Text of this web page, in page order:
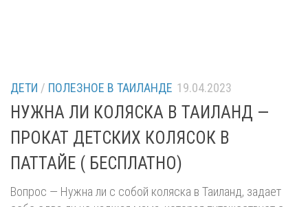
ДЕТИ / ПОЛЕЗНОЕ В ТАИЛАНДЕ 19.04.2023
НУЖНА ЛИ КОЛЯСКА В ТАИЛАНД —
ПРОКАТ ДЕТСКИХ КОЛЯСОК В
ПАТТАЙЕ ( БЕСПЛАТНО)
Вопрос — Нужна ли с собой коляска в Таиланд, задает